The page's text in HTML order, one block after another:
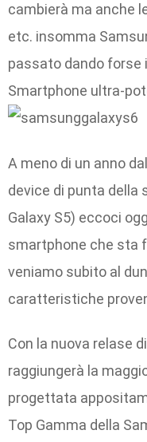
cambierà ma anche
etc. insomma
passato dando forse
Smartphone ultra-
A meno di un anno
device di punta della
Galaxy S5) eccoci
smartphone che sta
veniamo subito al
caratteristiche
Con la nuova relase
raggiungerà la
progettata
Top Gamma della